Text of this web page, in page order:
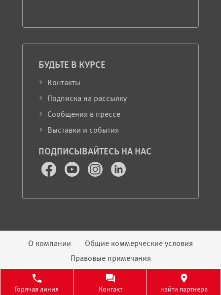
Горячая линия Контакт найти партнера
БУДЬТЕ В КУРСЕ
Контакты
Подписка на рассылку
Сообщения в прессе
Выставки и события
ПОДПИСЫВАЙТЕСЬ НА НАС
FacebookYoutube InstagramLinkedIn
Юридическая информация
О компании
Общие коммерческие условия
Правовые примечания
© 2026 ElringKlinger AG